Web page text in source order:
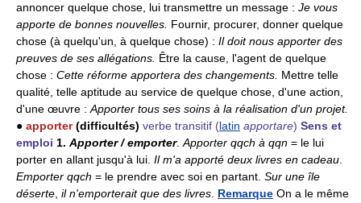
annoncer quelque chose, lui transmettre un message : Je vous
apporte de bonnes nouvelles. Fournir, procurer, donner quelque
chose (à quelqu'un, à quelque chose) : Il doit nous apporter des
preuves de ses allégations. Être la cause, l'agent de quelque
chose : Cette réforme apportera des changements. Mettre telle
qualité, telle aptitude au service de quelque chose, d'une action,
d'une œuvre :Apporter tous ses soins à la réalisation d'un projet.
● apporter(difficultés) verbe transitif (latin apportare) Sens et
emploi 1. Apporter / emporter.Apporter qqch à qqn = le lui
porter en allant jusqu'à lui. Il m'a apporté deux livres en cadeau.
Emporter qqch = le prendre avec soi en partant. Sur une île
déserte, il n'emporterait que des livres. Remarque On a le même